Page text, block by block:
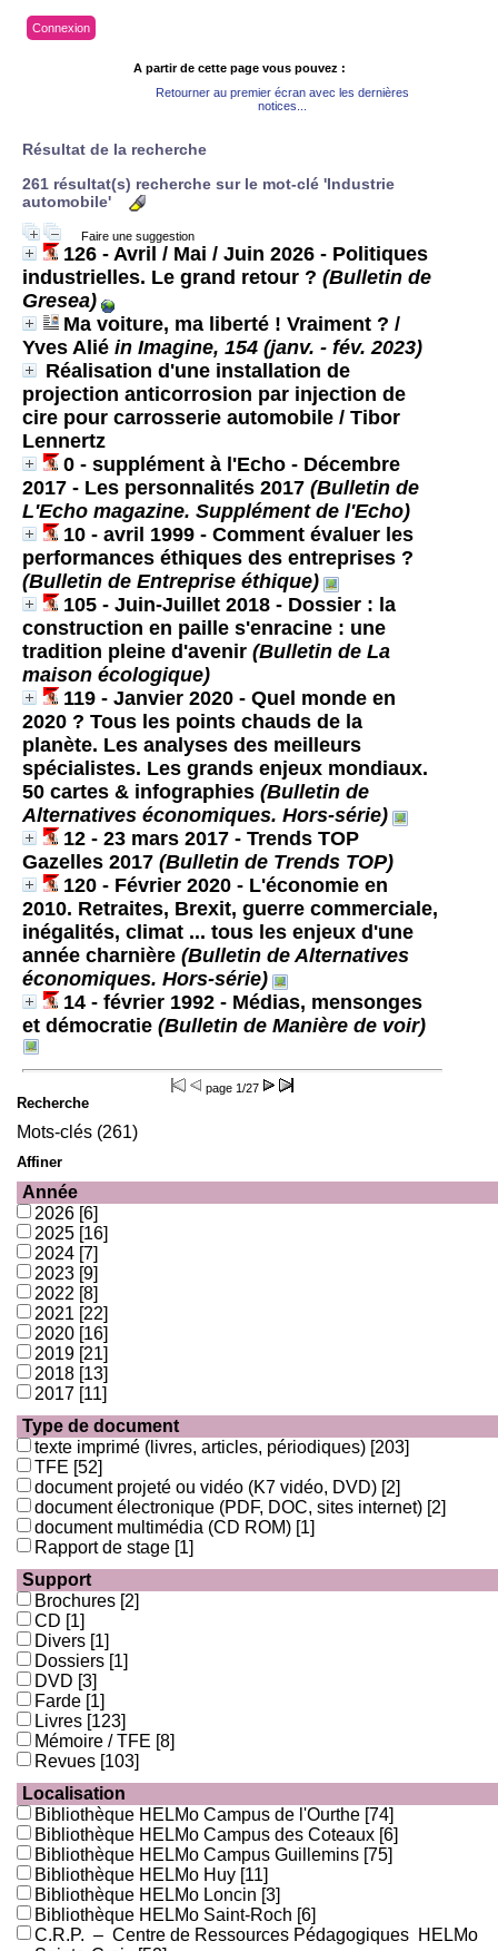
Connexion
A partir de cette page vous pouvez :
Retourner au premier écran avec les dernières
notices...
Résultat de la recherche
261 résultat(s) recherche sur le mot-clé 'Industrie
automobile'
Faire une suggestion
126 - Avril / Mai / Juin 2026 - Politiques
industrielles. Le grand retour ? (Bulletin de
Gresea)
Ma voiture, ma liberté ! Vraiment ? /
Yves Alié in Imagine, 154 (janv. - fév. 2023)
Réalisation d'une installation de
projection anticorrosion par injection de
cire pour carrosserie automobile / Tibor
Lennertz
0 - supplément à l'Echo - Décembre
2017 - Les personnalités 2017 (Bulletin de
L'Echo magazine. Supplément de l'Echo)
10 - avril 1999 - Comment évaluer les
performances éthiques des entreprises ?
(Bulletin de Entreprise éthique)
105 - Juin-Juillet 2018 - Dossier : la
construction en paille s'enracine : une
tradition pleine d'avenir (Bulletin de La
maison écologique)
119 - Janvier 2020 - Quel monde en
2020 ? Tous les points chauds de la
planète. Les analyses des meilleurs
spécialistes. Les grands enjeux mondiaux.
50 cartes & infographies (Bulletin de
Alternatives économiques. Hors-série)
12 - 23 mars 2017 - Trends TOP
Gazelles 2017 (Bulletin de Trends TOP)
120 - Février 2020 - L'économie en
2010. Retraites, Brexit, guerre commerciale,
inégalités, climat ... tous les enjeux d'une
année charnière (Bulletin de Alternatives
économiques. Hors-série)
14 - février 1992 - Médias, mensonges
et démocratie (Bulletin de Manière de voir)
page 1/27
Recherche
Mots-clés (261)
Affiner
Année
2026 [6]
2025 [16]
2024 [7]
2023 [9]
2022 [8]
2021 [22]
2020 [16]
2019 [21]
2018 [13]
2017 [11]
Type de document
texte imprimé (livres, articles, périodiques) [203]
TFE [52]
document projeté ou vidéo (K7 vidéo, DVD) [2]
document électronique (PDF, DOC, sites internet) [2]
document multimédia (CD ROM) [1]
Rapport de stage [1]
Support
Brochures [2]
CD [1]
Divers [1]
Dossiers [1]
DVD [3]
Farde [1]
Livres [123]
Mémoire / TFE [8]
Revues [103]
Localisation
Bibliothèque HELMo Campus de l'Ourthe [74]
Bibliothèque HELMo Campus des Coteaux [6]
Bibliothèque HELMo Campus Guillemins [75]
Bibliothèque HELMo Huy [11]
Bibliothèque HELMo Loncin [3]
Bibliothèque HELMo Saint-Roch [6]
C.R.P. – Centre de Ressources Pédagogiques HELMo